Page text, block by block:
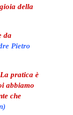
della
da
Pietro
pratica è
abbiamo
che